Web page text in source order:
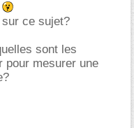
ce sujet?
sont les
pour mesurer une